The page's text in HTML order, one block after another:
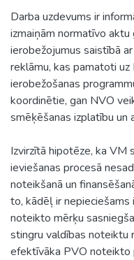
Darba uzdevums ir
izmaiņām normatīvo aktu
ierobežojumus saistībā
reklāmu, kas pamatoti
ierobežošanas
koordinētie, gan NVO
smēķēšanas izplatību un
Izvirzītā hipotēze, ka VM
ieviešanas procesā
noteikšanā un
to, kādēļ ir
noteikto mērķu
stingru valdības noteiktu
efektīvāka PVO noteikto